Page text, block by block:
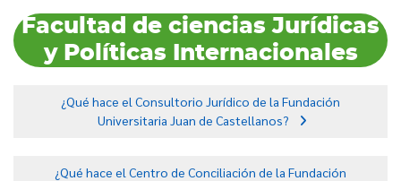
Facultad de ciencias Jurídicas
y Políticas Internacionales
¿Qué hace el Consultorio Jurídico de la Fundación
Universitaria Juan de Castellanos?
¿Qué hace el Centro de Conciliación de la Fundación